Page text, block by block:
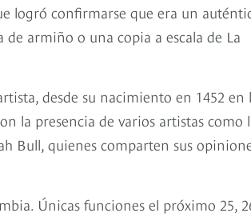
logró confirmarse que era un
armiño o una copia a escala de La
desde su nacimiento en 1452 en
la presencia de varios artistas como
Bull, quienes comparten sus
Únicas funciones el próximo 25,